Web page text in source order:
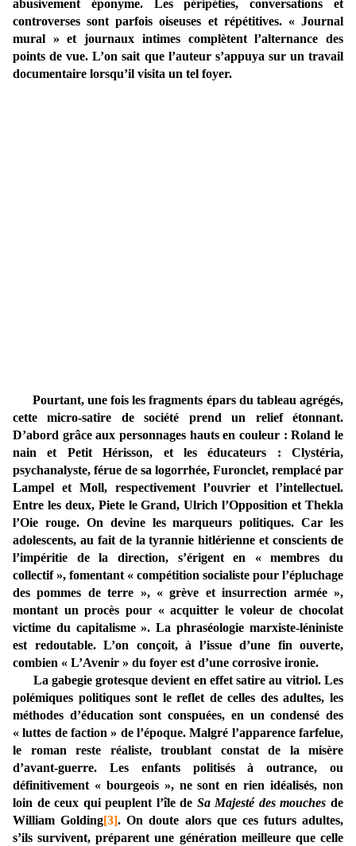
abusivement éponyme. Les péripéties, conversations et
controverses sont parfois oiseuses et répétitives. « Journal
mural » et journaux intimes complètent l’alternance des
points de vue. L’on sait que l’auteur s’appuya sur un travail
documentaire lorsqu’il visita un tel foyer.
Pourtant, une fois les fragments épars du tableau agrégés,
cette micro-satire de société prend un relief étonnant.
D’abord grâce aux personnages hauts en couleur : Roland le
nain et Petit Hérisson, et les éducateurs : Clystéria,
psychanalyste, férue de sa logorrhée, Furonclet, remplacé par
Lampel et Moll, respectivement l’ouvrier et l’intellectuel.
Entre les deux, Piete le Grand, Ulrich l’Opposition et Thekla
l’Oie rouge. On devine les marqueurs politiques. Car les
adolescents, au fait de la tyrannie hitlérienne et conscients de
l’impéritie de la direction, s’érigent en « membres du
collectif », fomentant « compétition socialiste pour l’épluchage
des pommes de terre », « grève et insurrection armée »,
montant un procès pour « acquitter le voleur de chocolat
victime du capitalisme ». La phraséologie marxiste-léniniste
est redoutable. L’on conçoit, à l’issue d’une fin ouverte,
combien « L’Avenir » du foyer est d’une corrosive ironie.
La gabegie grotesque devient en effet satire au vitriol. Les
polémiques politiques sont le reflet de celles des adultes, les
méthodes d’éducation sont conspuées, en un condensé des
« luttes de faction » de l’époque. Malgré l’apparence farfelue,
le roman reste réaliste, troublant constat de la misère
d’avant-guerre. Les enfants politisés à outrance, ou
définitivement « bourgeois », ne sont en rien idéalisés, non
loin de ceux qui peuplent l’île de Sa Majesté des mouches de
William Golding[3]. On doute alors que ces futurs adultes,
s’ils survivent, préparent une génération meilleure que celle